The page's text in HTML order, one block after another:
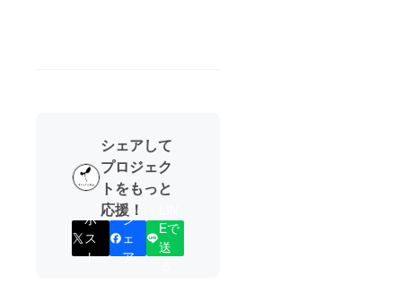
シェアして
プロジェク
トをもっと
応援！
ポ
ス
ト
シ
ェ
ア
Eで
送